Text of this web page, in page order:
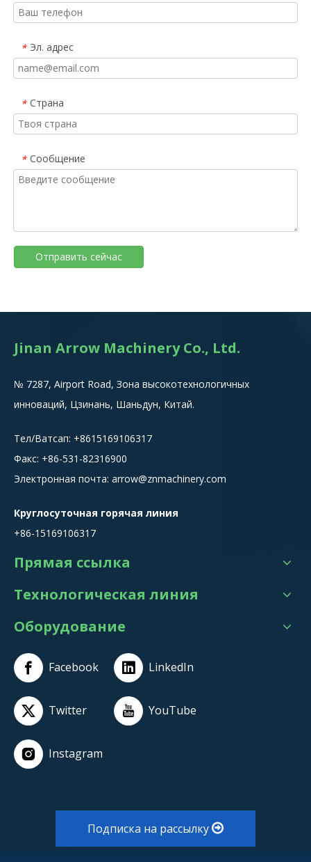
* Эл. адрес
* Страна
* Сообщение
Отправить сейчас
Jinan Arrow Machinery Co., Ltd.
№ 7287, Airport Road, Зона высокотехнологичных
инноваций, Цзинань, Шаньдун, Китай.
Тел/Ватсап: +8615169106317
Факс: +86-531-82316900
Электронная почта: arrow@znmachinery.com
Круглосуточная горячая линия
+86-15169106317
Прямая ссылка
Технологическая линия
Оборудование
Facebook LinkedIn
Twitter YouTube
Instagram
Подписка на рассылку